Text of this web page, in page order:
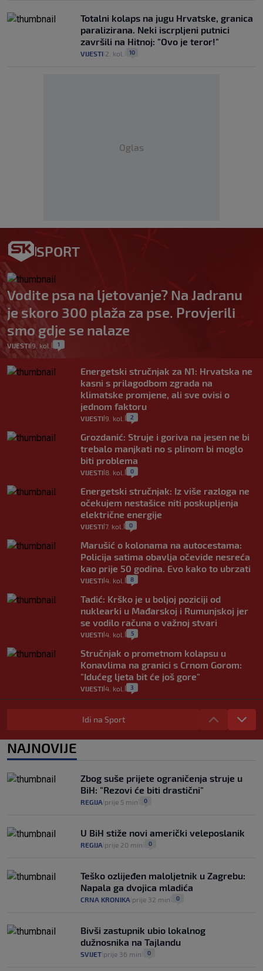
Totalni kolaps na jugu Hrvatske, granica
paralizirana. Neki iscrpljeni putnici
završili na Hitnoj: "Ovo je teror!"
VIJESTI 2. kol. 10
Oglas
SPORT
Vodite psa na ljetovanje? Na Jadranu
je skoro 300 plaža za pse. Provjerili
smo gdje se nalaze
VIJESTI|9. kol. 1
Energetski stručnjak za N1: Hrvatska ne
kasni s prilagodbom zgrada na
klimatske promjene, ali sve ovisi o
jednom faktoru
VIJESTI 9. kol. 2
Grozdanić: Struje i goriva na jesen ne bi
trebalo manjkati no s plinom bi moglo
biti problema
VIJESTI 8. kol. 0
Energetski stručnjak: Iz više razloga ne
očekujem nestašice niti poskupljenja
električne energije
VIJESTI 7. kol. 0
Marušić o kolonama na autocestama:
Policija satima obavlja očevide nesreća
kao prije 50 godina. Evo kako to ubrzati
VIJESTI 4. kol. 8
Tadić: Krško je u boljoj poziciji od
nuklearki u Mađarskoj i Rumunjskoj jer
se vodilo računa o važnoj stvari
VIJESTI 4. kol. 5
Stručnjak o prometnom kolapsu u
Konavlima na granici s Crnom Gorom:
"Idućeg ljeta bit će još gore"
VIJESTI 4. kol. 3
Iz Hrvatske u Italiju može se i preko
mora. Provjerili smo brodske linije i
2
rajčica košta deset eura: "Nećete ih
vidjeti na akcijama u trgovinama"
8
Idi na Sport
NAJNOVIJE
Zbog suše prijete ograničenja struje u
BiH: "Rezovi će biti drastični"
REGIJA prije 5 min 0
U BiH stiže novi američki veleposlanik
REGIJA prije 20 min 0
Teško ozlijeđen maloljetnik u Zagrebu:
Napala ga dvojica mladića
CRNA KRONIKA prije 32 min 0
Bivši zastupnik ubio lokalnog
dužnosnika na Tajlandu
SVIJET prije 36 min 0